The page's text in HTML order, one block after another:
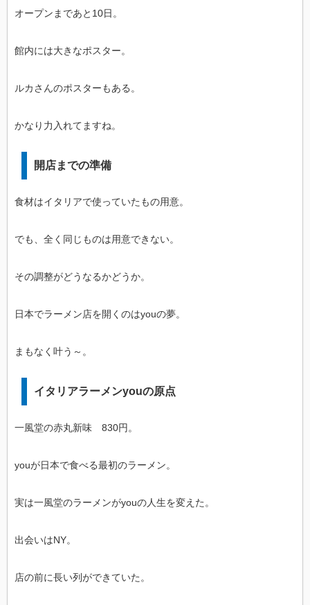
オープンまであと10日。
館内には大きなポスター。
ルカさんのポスターもある。
かなり力入れてますね。
開店までの準備
食材はイタリアで使っていたもの用意。
でも、全く同じものは用意できない。
その調整がどうなるかどうか。
日本でラーメン店を開くのはyouの夢。
まもなく叶う～。
イタリアラーメンyouの原点
一風堂の赤丸新味 830円。
youが日本で食べる最初のラーメン。
実は一風堂のラーメンがyouの人生を変えた。
出会いはNY。
店の前に長い列ができていた。